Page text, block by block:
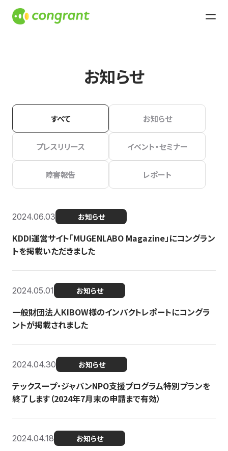
お知らせ
すべて お知らせ
プレスリリース イベント・セミナー
障害報告 レポート
2024.06.03 お知らせ
KDDI運営サイト「MUGENLABO Magazine」にコングラン
トを掲載いただきました
2024.05.01 お知らせ
一般財団法人KIBOW様のインパクトレポートにコングラ
ントが掲載されました
2024.04.30 お知らせ
テックスープ・ジャパンNPO支援プログラム特別プランを
終了します（2024年7月末の申請まで有効）
2024.04.18 お知らせ